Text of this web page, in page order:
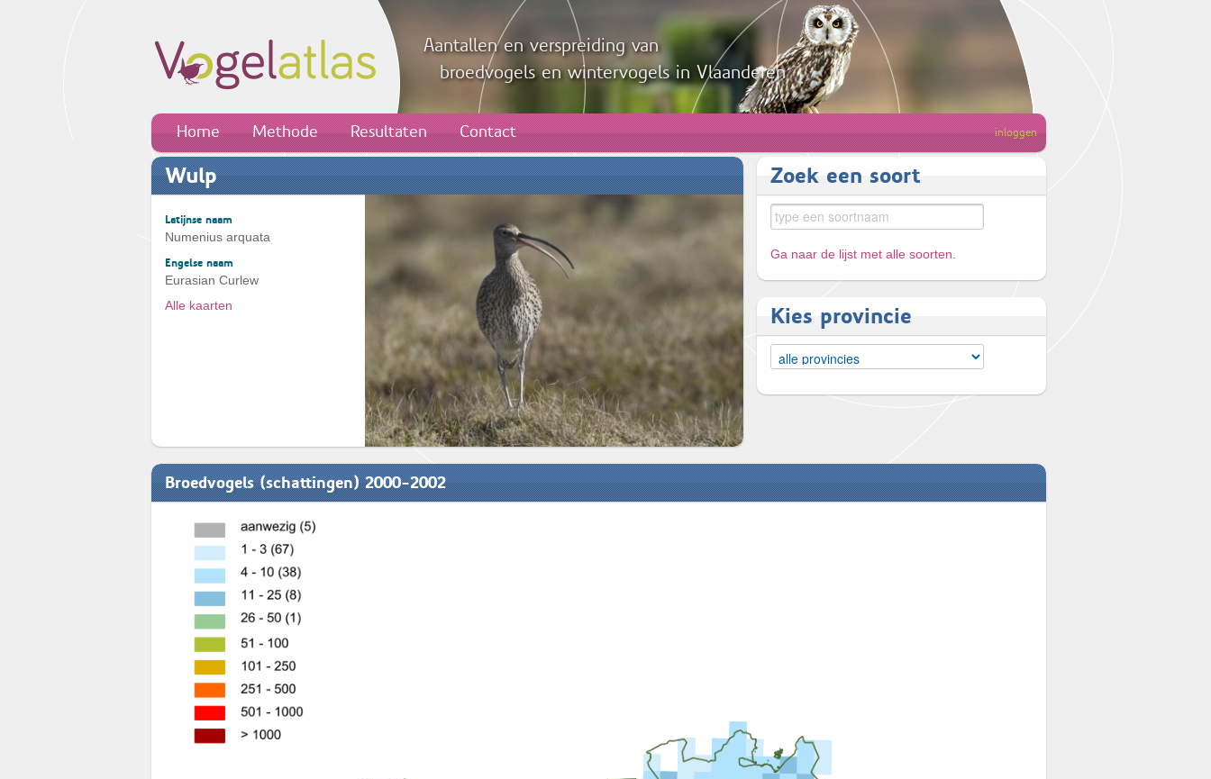
Aantallen en verspreiding van
broedvogels en wintervogels in Vlaanderen
Home Methode Resultaten Contact inloggen
Wulp
Latijnse naam
Numenius arquata
Engelse naam
Eurasian Curlew
Alle kaarten
Zoek een soort
Ga naar de lijst met alle soorten
Kies provincie
Broedvogels (schattingen) 2000-2002